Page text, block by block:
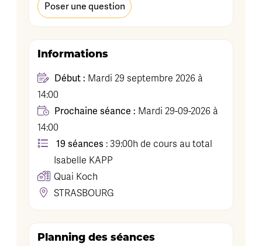
Poser une question
Informations
Début : Mardi 29 septembre 2026 à
14:00
Prochaine séance : Mardi 29-09-2026 à
14:00
19 séances : 39:00h de cours au total
Isabelle KAPP
Quai Koch
STRASBOURG
Planning des séances